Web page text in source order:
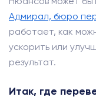
Адмирал, бюро
работает, как
ускорить или
результат.
Итак, где